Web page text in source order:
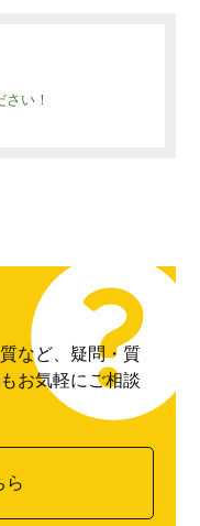
い！
など、疑問・質
お気軽にご相談
ら